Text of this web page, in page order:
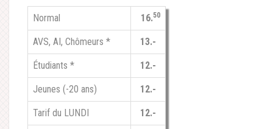
Normal 16.50
AVS, AI, Chômeurs * 13.-
Étudiants * 12.-
Jeunes (-20 ans) 12.-
Tarif du LUNDI 12.-